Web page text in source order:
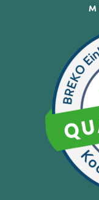
M